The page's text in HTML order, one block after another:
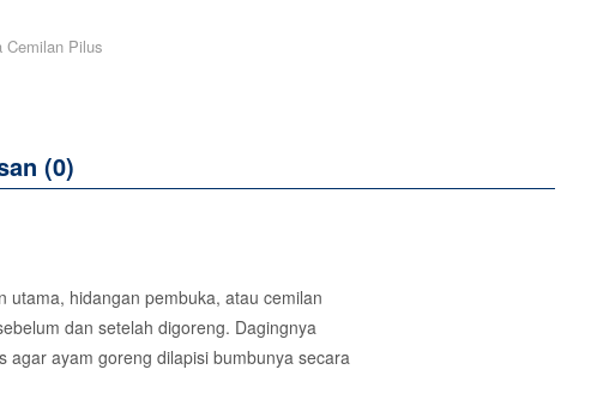
Cemilan Pilus
(0)
utama, hidangan pembuka, atau cemilan
dan setelah digoreng. Dagingnya
agar ayam goreng dilapisi bumbunya secara